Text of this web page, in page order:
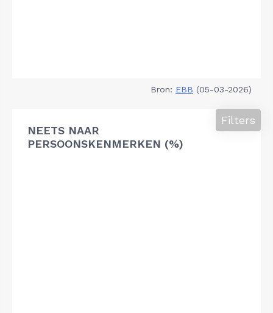
Bron: EBB (05-03-2026)
NEETS NAAR
PERSOONSKENMERKEN (%)
Filters